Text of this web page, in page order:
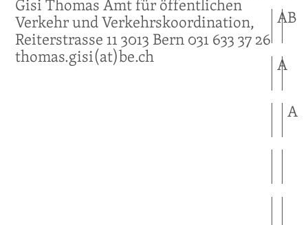
GisiThomasAmt für öffentlichen
Verkehr und Verkehrskoordination,
Reiterstrasse 113013 Bern031 633 37 26
thomas.gisi(at)be.ch
AB
A
A